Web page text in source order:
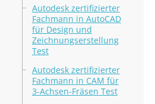
Autodesk zertifizierter
Fachmann in AutoCAD
für Design und
Zeichnungserstellung
Test
Autodesk zertifizierter
Fachmann in CAM für
3-Achsen-Fräsen Test